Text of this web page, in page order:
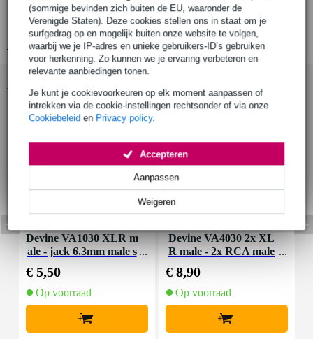
(sommige bevinden zich buiten de EU, waaronder de
Verenigde Staten). Deze cookies stellen ons in staat om je
surfgedrag op en mogelijk buiten onze website te volgen,
waarbij we je IP-adres en unieke gebruikers-ID’s gebruiken
voor herkenning. Zo kunnen we je ervaring verbeteren en
relevante aanbiedingen tonen.
Je kunt je cookievoorkeuren op elk moment aanpassen of
intrekken via de cookie-instellingen rechtsonder of via onze
Cookiebeleid en Privacy policy.
Weigeren
Aanpassen
Accepteren
voor wand of plafond, voor statieven in combinatie met adapter
merk: Neumann
Bekijk alle productspecificaties
Devine VA1030 XLR m
ale - jack 6.3mm male s
€ 5,50
Op voorraad
+
Devine VA4030 2x XL
R male - 2x RCA male
€ 8,90
Op voorraad
+